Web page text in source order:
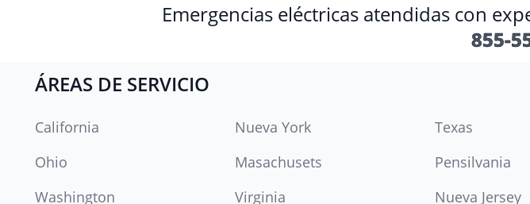
Emergencias eléctricas atendidas con
855-
ÁREAS DE SERVICIO
California Nueva York Texas
Ohio
Masachusets Pensilvania
Washington
Virginia Nueva Jersey